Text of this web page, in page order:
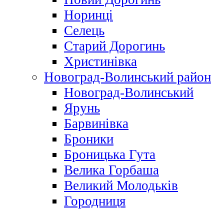
Норинці
Селець
Старий Дорогинь
Христинівка
Новоград-Волинський район
Новоград-Волинський
Ярунь
Барвинівка
Броники
Броницька Гута
Велика Горбаша
Великий Молодьків
Городниця